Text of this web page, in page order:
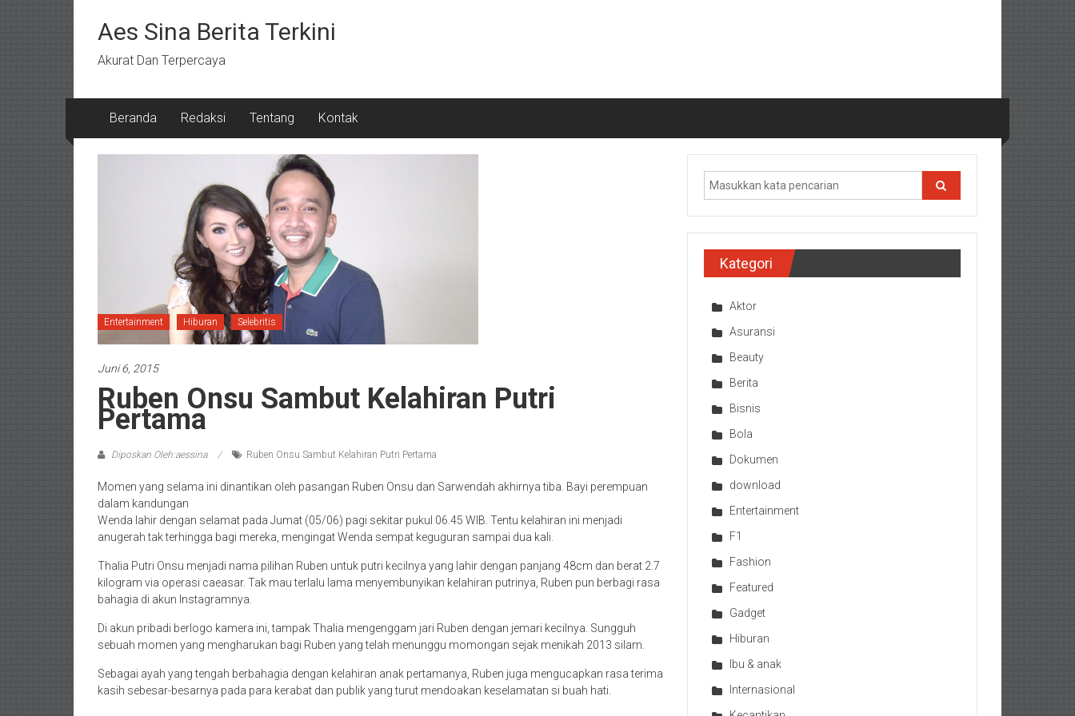
kontenAes Sina Berita Terkini
Akurat Dan Terpercaya
Beranda Redaksi Tentang Kontak
Entertainment Hiburan Selebritis
Juni 6, 2015
Ruben Onsu Sambut Kelahiran Putri
Pertama
Diposkan Oleh:aessina Ruben Onsu Sambut Kelahiran Putri Pertama
Momen yang selama ini dinantikan oleh pasangan Ruben Onsu dan Sarwendah akhirnya tiba. Bayi perempuan
dalam kandungan
Wenda lahir dengan selamat pada Jumat (05/06) pagi sekitar pukul 06.45 WIB. Tentu kelahiran ini menjadi
anugerah tak terhingga bagi mereka, mengingat Wenda sempat keguguran sampai dua kali.
Thalia Putri Onsu menjadi nama pilihan Ruben untuk putri kecilnya yang lahir dengan panjang 48cm dan berat 2.7
kilogram via operasi caeasar. Tak mau terlalu lama menyembunyikan kelahiran putrinya, Ruben pun berbagi rasa
bahagia di akun Instagramnya.
Di akun pribadi berlogo kamera ini, tampak Thalia mengenggam jari Ruben dengan jemari kecilnya. Sungguh
sebuah momen yang mengharukan bagi Ruben yang telah menunggu momongan sejak menikah 2013 silam.
Sebagai ayah yang tengah berbahagia dengan kelahiran anak pertamanya, Ruben juga mengucapkan rasa terima
kasih sebesar-besarnya pada para kerabat dan publik yang turut mendoakan keselamatan si buah hati.
Kategori
Aktor
Asuransi
Beauty
Berita
Bisnis
Bola
Dokumen
download
Entertainment
F1
Fashion
Featured
Gadget
Hiburan
Ibu & anak
Internasional